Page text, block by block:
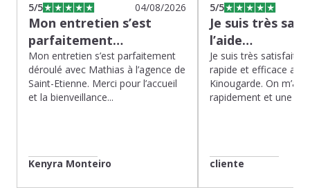
5/5 04/08/2026
Mon entretien s’est
parfaitement…
Mon entretien s’est parfaitement
déroulé avec Mathias à l’agence de
Saint-Etienne. Merci pour l’accueil
et la bienveillance...
Kenyra Monteiro
5/5
Je suis très
l’aide…
Je suis très satisfaite
rapide et efficace
Kinougarde. On m’a
rapidement et une
cliente